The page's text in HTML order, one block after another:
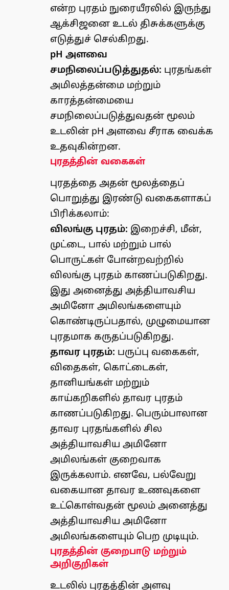
என்ற புரதம் நுரையீரலில் இருந்து
ஆக்சிஜனை உடல் திசுக்களுக்கு
எடுத்துச் செல்கிறது.
pH அளவை
சமநிலைப்படுத்துதல்: புரதங்கள்
அமிலத்தன்மை மற்றும்
காரத்தன்மையை
சமநிலைப்படுத்துவதன் மூலம்
உடலின் pH அளவை சீராக வைக்க
உதவுகின்றன.
புரதத்தின் வகைகள்
புரதத்தை அதன் மூலத்தைப்
பொறுத்து இரண்டு வகைகளாகப்
பிரிக்கலாம்:
விலங்கு புரதம்: இறைச்சி, மீன்,
முட்டை, பால் மற்றும் பால்
பொருட்கள் போன்றவற்றில்
விலங்கு புரதம் காணப்படுகிறது.
இது அனைத்து அத்தியாவசிய
அமினோ அமிலங்களையும்
கொண்டிருப்பதால், முழுமையான
புரதமாக கருதப்படுகிறது.
தாவர புரதம்: பருப்பு வகைகள்,
விதைகள், கொட்டைகள்,
தானியங்கள் மற்றும்
காய்கறிகளில் தாவர புரதம்
காணப்படுகிறது. பெரும்பாலான
தாவர புரதங்களில் சில
அத்தியாவசிய அமினோ
அமிலங்கள் குறைவாக
இருக்கலாம். எனவே, பல்வேறு
வகையான தாவர உணவுகளை
உட்கொள்வதன் மூலம் அனைத்து
அத்தியாவசிய அமினோ
அமிலங்களையும் பெற முடியும்.
புரதத்தின் குறைபாடு மற்றும்
அறிகுறிகள்
உடலில் புரதத்தின் அளவு